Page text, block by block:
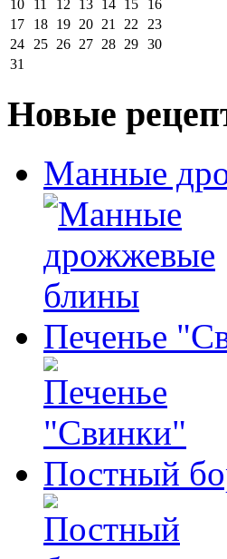
10
11 12 13 14 15
16
17
18 19 20 21 22 23
24 25 26 27 28 29 30
31
Новые
Манные
Печенье
Постный